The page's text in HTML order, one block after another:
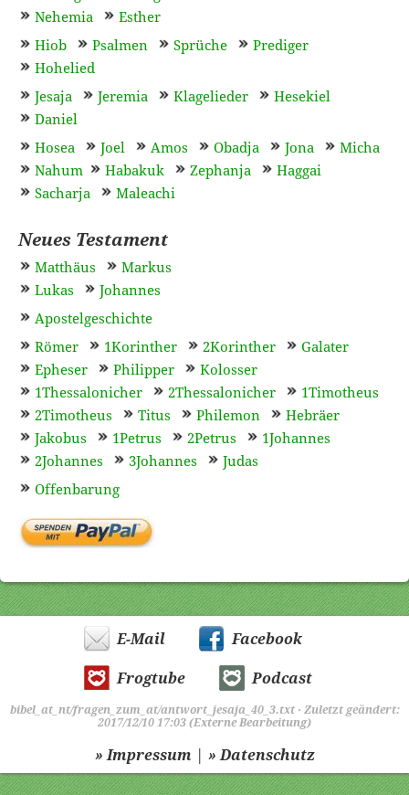
Nehemia
Esther
Hiob
Psalmen Sprüche
Prediger
Hohelied
Jesaja
Jeremia Klagelieder
Hesekiel
Daniel
Hosea
Joel Amos Obadja Jona
Micha
Nahum
Habakuk Zephanja
Haggai
Sacharja
Maleachi
Neues Testament
Matthäus
Markus
Lukas
Johannes
Apostelgeschichte
Römer
1Korinther 2Korinther
Galater
Epheser
Philipper
Kolosser
1Thessalonicher
2Thessalonicher
1Timotheus
2Timotheus
Titus Philemon
Hebräer
Jakobus
1Petrus 2Petrus
1Johannes
2Johannes
3Johannes
Judas
Offenbarung
E-Mail Facebook
Frogtube Podcast
bibel_at_nt/fragen_zum_at/antwort_jesaja_40_3.txt· Zuletzt geändert:
2017/12/10 17:03 (Externe Bearbeitung)
» Impressum | » Datenschutz